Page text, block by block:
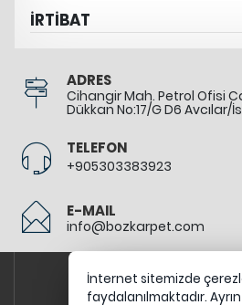
İRTİBAT
ADRES
Cihangir Mah. Petrol Ofisi
Dükkan No:17/G D6 Avcılar/
TELEFON
+905303383923
E-MAIL
info@bozkarpet.com
İnternet sitemizde
faydalanılmaktadır.